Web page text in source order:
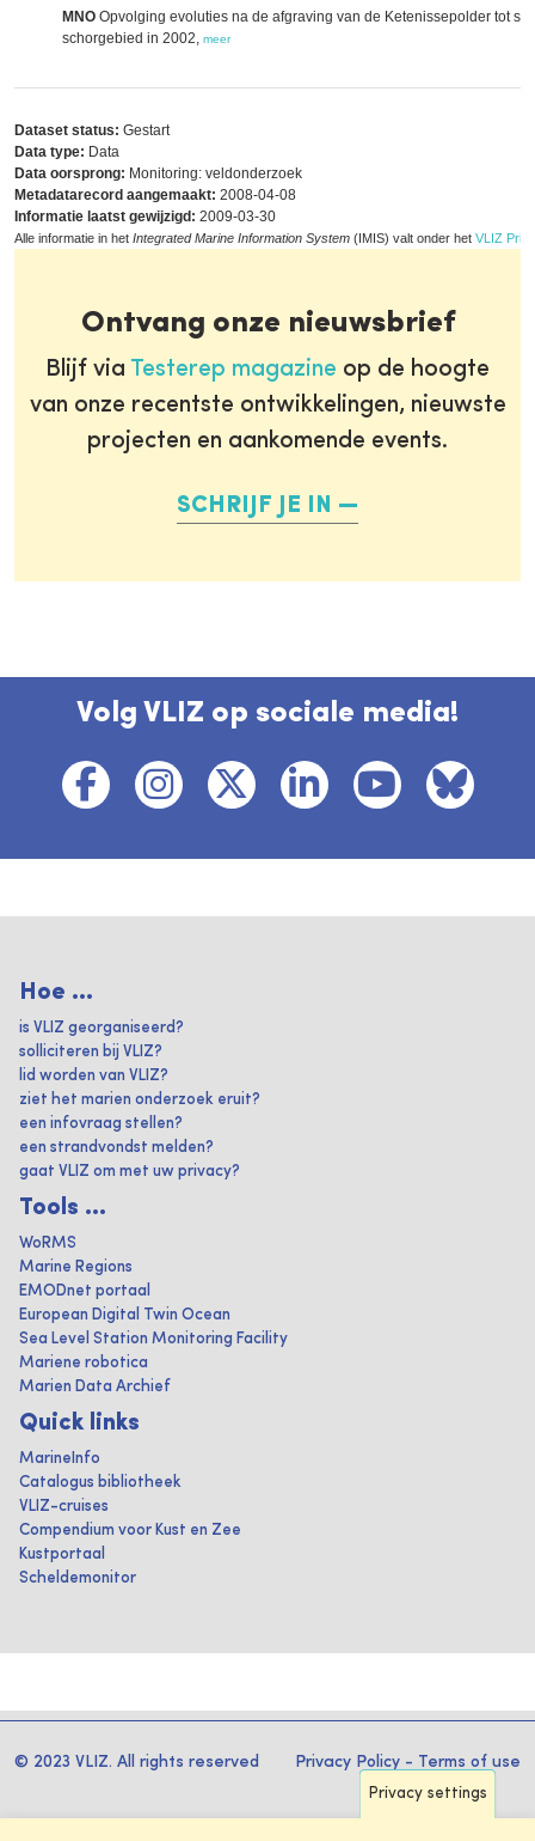
MNO Opvolging evoluties na de afgraving van de Ketenissepolder tot
schorgebied in 2002, meer
Dataset status: Gestart
Data type: Data
Data oorsprong: Monitoring: veldonderzoek
Metadatarecord aangemaakt: 2008-04-08
Informatie laatst gewijzigd: 2009-03-30
Alle informatie in het Integrated Marine Information System (IMIS) valt onder het VLIZ
Ontvang onze nieuwsbrief
Blijf via Testerep magazine op de hoogte
van onze recentste ontwikkelingen, nieuwste
projecten en aankomende events.
SCHRIJF JE IN
Volg VLIZ op sociale media!
Hoe ...
is VLIZ georganiseerd?
solliciteren bij VLIZ?
lid worden van VLIZ?
ziet het marien onderzoek eruit?
een infovraag stellen?
een strandvondst melden?
gaat VLIZ om met uw privacy?
Tools ...
WoRMS
Marine Regions
EMODnet portaal
European Digital Twin Ocean
Sea Level Station Monitoring Facility
Mariene robotica
Marien Data Archief
Quick links
MarineInfo
Catalogus bibliotheek
VLIZ-cruises
Compendium voor Kust en Zee
Kustportaal
Scheldemonitor
© 2023 VLIZ. All rights reserved Privacy Policy - Terms of use
Privacy settings